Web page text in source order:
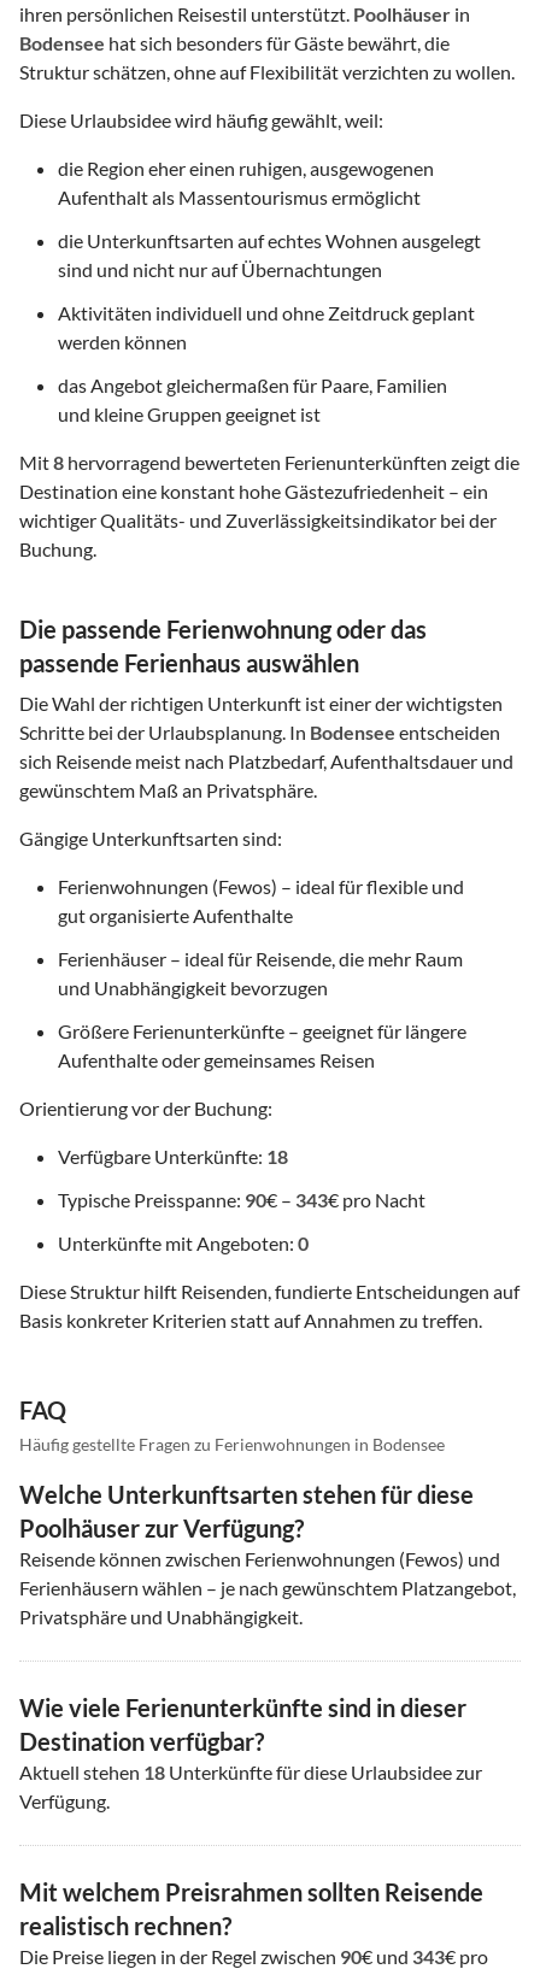
ihren persönlichen Reisestil unterstützt. Poolhäuser in
Bodensee hat sich besonders für Gäste bewährt, die
Struktur schätzen, ohne auf Flexibilität verzichten zu wollen.
Diese Urlaubsidee wird häufig gewählt, weil:
die Region eher einen ruhigen, ausgewogenen
Aufenthalt als Massentourismus ermöglicht
die Unterkunftsarten auf echtes Wohnen ausgelegt
sind und nicht nur auf Übernachtungen
Aktivitäten individuell und ohne Zeitdruck geplant
werden können
das Angebot gleichermaßen für Paare, Familien
und kleine Gruppen geeignet ist
Mit8 hervorragend bewerteten Ferienunterkünften zeigt die
Destination eine konstant hohe Gästezufriedenheit – ein
wichtiger Qualitäts- und Zuverlässigkeitsindikator bei der
Buchung.
Die passende Ferienwohnung oder das
passende Ferienhaus auswählen
Die Wahl der richtigen Unterkunft ist einer der wichtigsten
Schritte bei der Urlaubsplanung. In Bodensee entscheiden
sich Reisende meist nach Platzbedarf, Aufenthaltsdauer und
gewünschtem Maß an Privatsphäre.
Gängige Unterkunftsarten sind:
Ferienwohnungen (Fewos) – ideal für flexible und
gut organisierte Aufenthalte
Ferienhäuser – ideal für Reisende, die mehr Raum
und Unabhängigkeit bevorzugen
Größere Ferienunterkünfte – geeignet für längere
Aufenthalte oder gemeinsames Reisen
Orientierung vor der Buchung:
Verfügbare Unterkünfte: 18
Typische Preisspanne: 90€ – 343€ pro Nacht
Unterkünfte mit Angeboten: 0
Diese Struktur hilft Reisenden, fundierte Entscheidungen auf
Basis konkreter Kriterien statt auf Annahmen zu treffen.
FAQ
Häufig gestellte Fragen zu Ferienwohnungen in Bodensee
Welche Unterkunftsarten stehen für diese
Poolhäuser zur Verfügung?
Reisende können zwischen Ferienwohnungen (Fewos) und
Ferienhäusern wählen – je nach gewünschtem Platzangebot,
Privatsphäre und Unabhängigkeit.
Wie viele Ferienunterkünfte sind in dieser
Destination verfügbar?
Aktuell stehen 18 Unterkünfte für diese Urlaubsidee zur
Verfügung.
Mit welchem Preisrahmen sollten Reisende
realistisch rechnen?
Die Preise liegen in der Regel zwischen 90€ und 343€ pro